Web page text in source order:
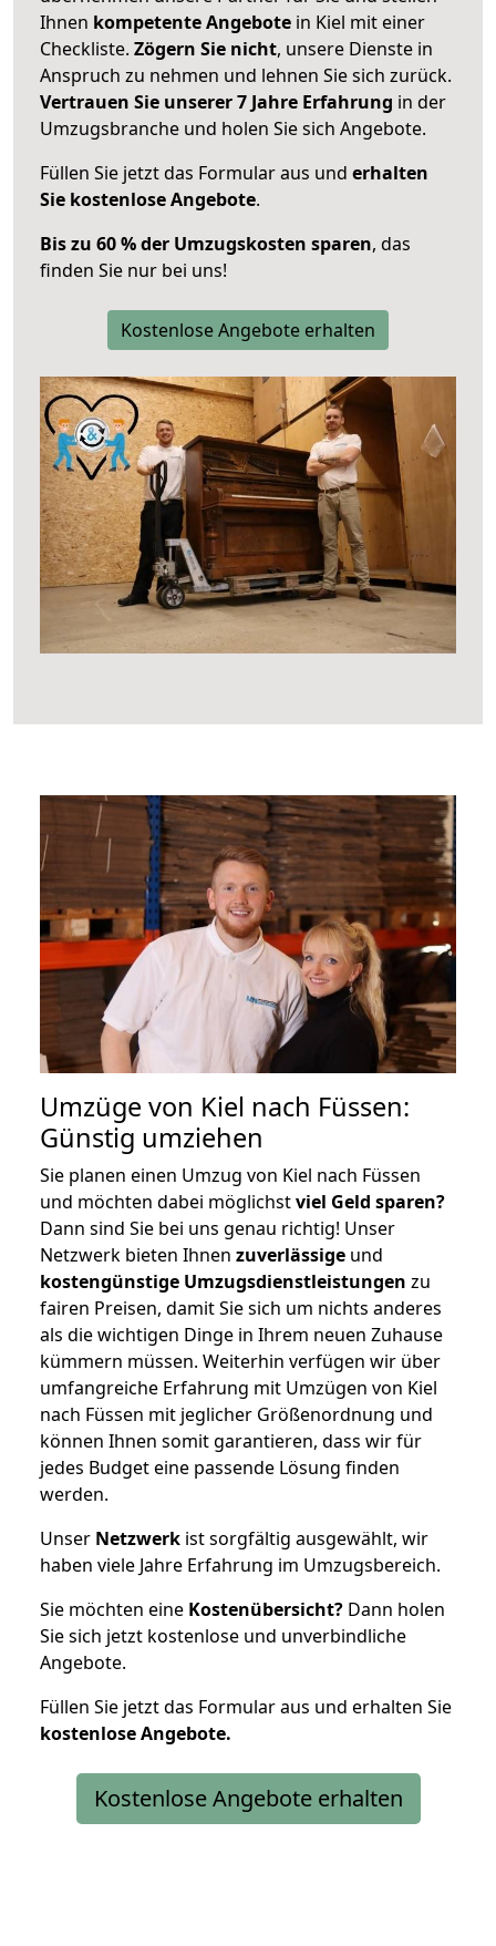
Ihnen kompetente Angebote in Kiel mit einer
Checkliste. Zögern Sie nicht, unsere Dienste in
Anspruch zu nehmen und lehnen Sie sich zurück.
Vertrauen Sie unserer 7 Jahre Erfahrung in der
Umzugsbranche und holen Sie sich Angebote.
Füllen Sie jetzt das Formular aus und erhalten
Sie kostenlose Angebote.
Bis zu 60 % der Umzugskosten sparen, das
finden Sie nur bei uns!
Kostenlose Angebote erhalten
Umzüge von Kiel nach Füssen:
Günstig umziehen
Sie planen einen Umzug von Kiel nach Füssen
und möchten dabei möglichstviel Geld sparen?
Dann sind Sie bei uns genau richtig! Unser
Netzwerk bieten Ihnen zuverlässige und
kostengünstige Umzugsdienstleistungen zu
fairen Preisen, damit Sie sich um nichts anderes
als die wichtigen Dinge in Ihrem neuen Zuhause
kümmern müssen. Weiterhin verfügen wir über
umfangreiche Erfahrung mit Umzügen von Kiel
nach Füssen mit jeglicher Größenordnung und
können Ihnen somit garantieren, dass wir für
jedes Budget eine passende Lösung finden
werden.
Unser Netzwerk ist sorgfältig ausgewählt, wir
haben viele Jahre Erfahrung im Umzugsbereich.
Sie möchten eine Kostenübersicht? Dann holen
Sie sich jetzt kostenlose und unverbindliche
Angebote.
Füllen Sie jetzt das Formular aus und erhalten Sie
kostenloseAngebote.
Kostenlose Angebote erhalten